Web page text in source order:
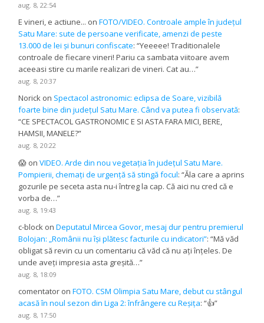
aug. 8, 22:54
E vineri, e actiune... onFOTO/VIDEO. Controale ample în județul
Satu Mare: sute de persoane verificate, amenzi de peste
13.000 de lei și bunuri confiscate: “Yeeeee! Traditionalele
controale de fiecare vineri! Pariu ca sambata viitoare avem
aceeasi stire cu marile realizari de vineri. Cat au…”
aug. 8, 20:37
Norick on Spectacol astronomic: eclipsa de Soare, vizibilă
foarte bine din județul Satu Mare. Când va putea fi observată:
“CE SPECTACOL GASTRONOMIC E SI ASTA FARA MICI, BERE,
HAMSII, MANELE?”
aug. 8, 20:22
😱 onVIDEO. Arde din nou vegetația în județul Satu Mare.
Pompierii, chemați de urgență să stingă focul: “Ăla care a aprins
gozurile pe seceta asta nu-i întreg la cap. Că aici nu cred că e
vorba de…”
aug. 8, 19:43
c-block onDeputatul Mircea Govor, mesaj dur pentru premierul
Bolojan: „Românii nu își plătesc facturile cu indicatori”: “Mă văd
obligat să revin cu un comentariu că văd că nu ați înțeles. De
unde aveți impresia asta greșită…”
aug. 8, 18:09
comentator onFOTO. CSM Olimpia Satu Mare, debut cu stângul
acasă în noul sezon din Liga 2: înfrângere cu Reșița: “👍”
aug. 8, 17:50